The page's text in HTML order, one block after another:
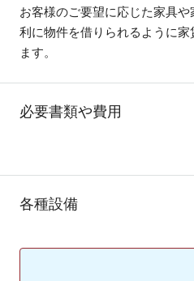
お客様のご要望に応じた家具
利に物件を借りられるように
ます。
必要書類や費用
各種設備